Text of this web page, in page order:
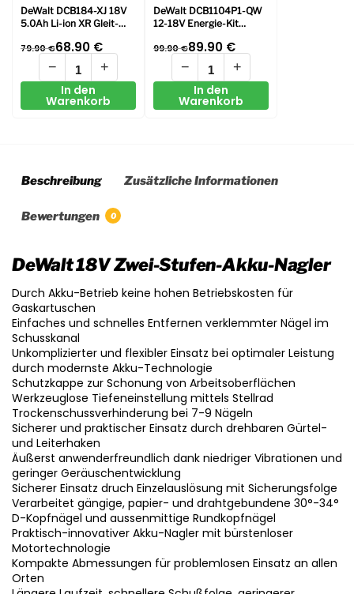
DeWalt DCB184-XJ 18V
5.0Ah Li-ion XR Gleit-
79.90€68.90 €
−
+
In den
Warenkorb
DeWalt DCB1104P1-QW
12-18V Energie-Kit
1x DCB184 18V 5Ah Li-
99.90€89.90 €
−
+
In den
Warenkorb
Beschreibung Zusätzliche Informationen
Bewertungen 0
DeWalt 18V Zwei-Stufen-Akku-Nagler
Durch Akku-Betrieb keine hohen Betriebskosten für
Gaskartuschen
Einfaches und schnelles Entfernen verklemmter Nägel im
Schusskanal
Unkomplizierter und flexibler Einsatz bei optimaler Leistung
durch modernste Akku-Technologie
Schutzkappe zur Schonung von Arbeitsoberflächen
Werkzeuglose Tiefeneinstellung mittels Stellrad
Trockenschussverhinderung bei 7-9 Nägeln
Sicherer und praktischer Einsatz durch drehbaren Gürtel-
und Leiterhaken
Äußerst anwenderfreundlich dank niedriger Vibrationen und
geringer Geräuschentwicklung
Sicherer Einsatz druch Einzelauslösung mit Sicherungsfolge
Verarbeitet gängige, papier- und drahtgebundene 30°-34°
D-Kopfnägel und aussenmittige Rundkopfnägel
Praktisch-innovativer Akku-Nagler mit bürstenloser
Motortechnologie
Kompakte Abmessungen für problemlosen Einsatz an allen
Orten